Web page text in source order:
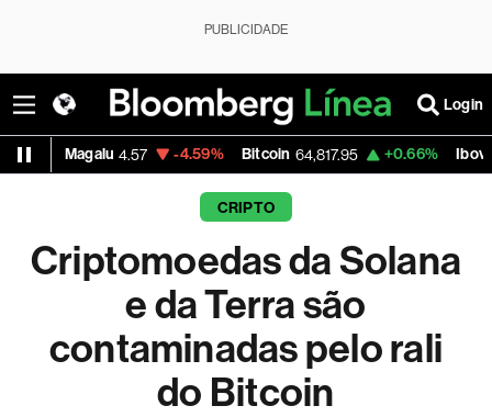
PUBLICIDADE
Login
-1.23% Petrobras PN 42.13 +0.48% Vale ON 75.39 -
CRIPTO
Criptomoedas da Solana
e da Terra são
contaminadas pelo rali
do Bitcoin